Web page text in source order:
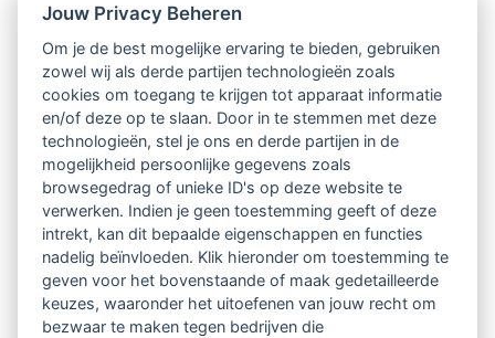
Jouw Privacy Beheren
Om je de best mogelijke ervaring te bieden, gebruiken
zowel wij als derde partijen technologieën zoals
cookies om toegang te krijgen tot apparaat informatie
en/of deze op te slaan. Door in te stemmen met deze
technologieën, stel je ons en derde partijen in de
mogelijkheid persoonlijke gegevens zoals
browsegedrag of unieke ID's op deze website te
verwerken. Indien je geen toestemming geeft of deze
intrekt, kan dit bepaalde eigenschappen en functies
nadelig beïnvloeden. Klik hieronder om toestemming te
geven voor het bovenstaande of maak gedetailleerde
keuzes, waaronder het uitoefenen van jouw recht om
bezwaar te maken tegen bedrijven die